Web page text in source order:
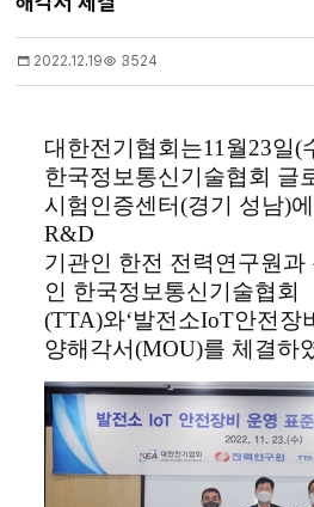
2022.12.19 3524
대한전기협회는11월23일(
한국정보통신기술협회 글
시험인증센터(경기 성남)
R&D
기관인 한전 전력연구원
인 한국정보통신기술협회
(TTA)와‘발전소IoT안전장
양해각서(MOU)를 체결하